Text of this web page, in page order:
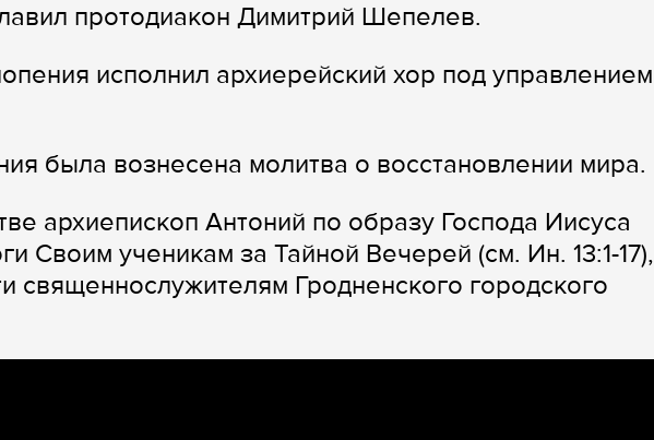
протодиакон Димитрий Шепелев.
исполнил архиерейский хор под управлением
была вознесена молитва о восстановлении мира.
архиепископ Антоний по образу Господа Иисуса
Своим ученикам за Тайной Вечерей (см. Ин. 13:1-17),
священнослужителям Гродненского городского